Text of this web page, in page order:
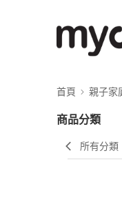
首頁 親子家
商品分類
所有分類